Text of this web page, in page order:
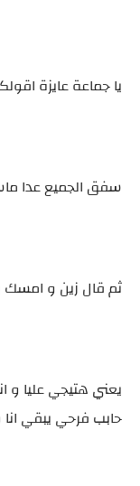
يا جماعة عايزة
سفق الجميع عدا
ثم قال زين و امسك
يعني هتيجي عليا و
حابب فرحي يبقي